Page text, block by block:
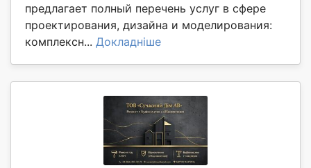
предлагает полный перечень услуг в сфере
проектирования, дизайна и моделирования:
комплексн... Докладніше